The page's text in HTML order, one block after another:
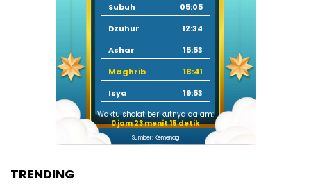
Subuh
05:05
Dzuhur
12:34
Ashar
15:53
Maghrib
18:41
Isya
19:53
Waktu sholat berikutnya dalam:
0 jam 23 menit 14 detik
Sumber: Kemenag
TRENDING